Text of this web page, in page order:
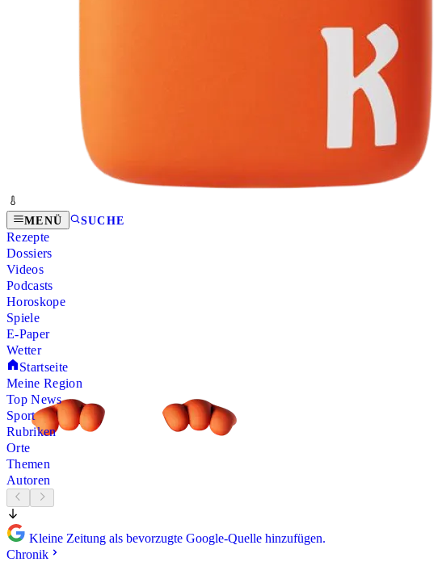
MENÜ SUCHE
Rezepte
Dossiers
Videos
Podcasts
Horoskope
Spiele
E-Paper
Wetter
Startseite
Meine Region
Top News
Sport
Rubriken
Orte
Themen
Autoren
Kleine Zeitung als bevorzugte Google-Quelle hinzufügen.
Chronik